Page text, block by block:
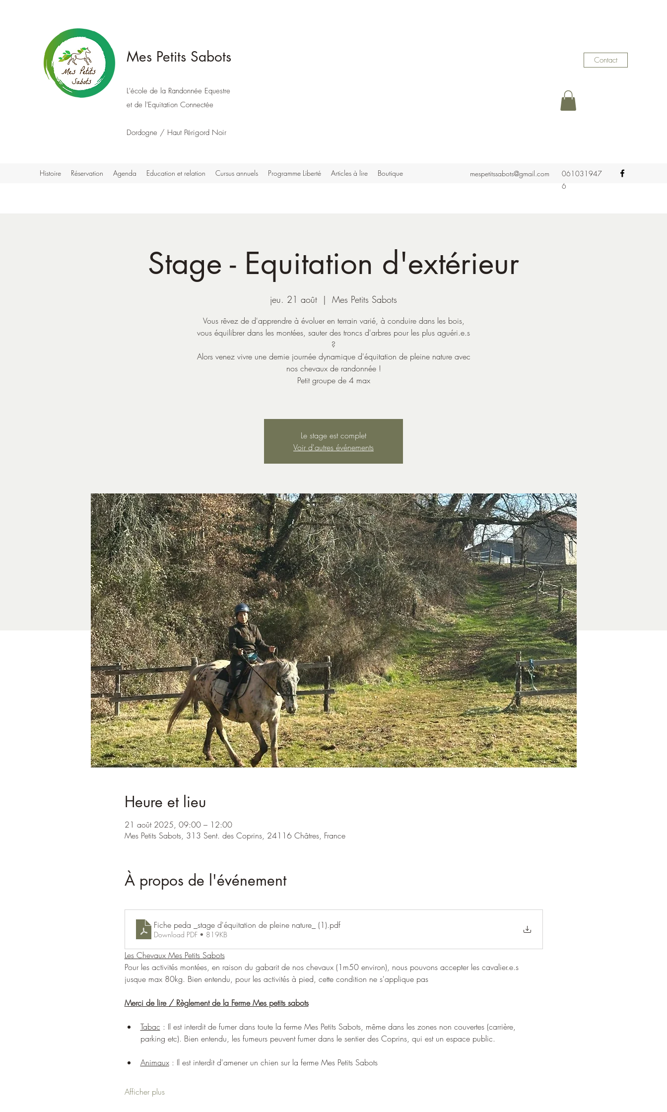
Mes Petits Sabots
L'école de la Randonnée Equestre
et de l'Equitation Connectée
Dordogne / Haut Périgord Noir
Contact
Histoire Réservation Agenda Education et relation Cursus annuels Programme Liberté Articles à lire Boutique mespetitssabots@gmail.com
061031947
6
Stage - Equitation d'extérieur
jeu. 21 août
  |
Mes Petits Sabots
Vous rêvez de d'apprendre à évoluer en terrain varié, à conduire dans les bois,
vous équilibrer dans les montées, sauter des troncs d'arbres pour les plus aguéri.e.s
?
Alors venez vivre une demie journée dynamique d'équitation de pleine nature avec
nos chevaux de randonnée !
Petit groupe de 4 max
Le stage est complet
Voir d'autres événements
Heure et lieu
21 août 2025, 09:00 – 12:00
Mes Petits Sabots, 313 Sent. des Coprins, 24116 Châtres, France
À propos de l'événement
Fiche peda _stage d'équitation de pleine nature_ (1).pdf
Download PDF • 819KB
Les Chevaux Mes Petits Sabots
Pour les activités montées, en raison du gabarit de nos chevaux (1m50 environ), nous pouvons accepter les cavalier.e.s
jusque max 80kg. Bien entendu, pour les activités à pied, cette condition ne s'applique pas
Merci de lire / Règlement de la Ferme Mes petits sabots
Tabac : Il est interdit de fumer dans toute la ferme Mes Petits Sabots, même dans les zones non couvertes (carrière,
parking etc). Bien entendu, les fumeurs peuvent fumer dans le sentier des Coprins, qui est un espace public.
Animaux : Il est interdit d'amener un chien sur la ferme Mes Petits Sabots
Afficher plus